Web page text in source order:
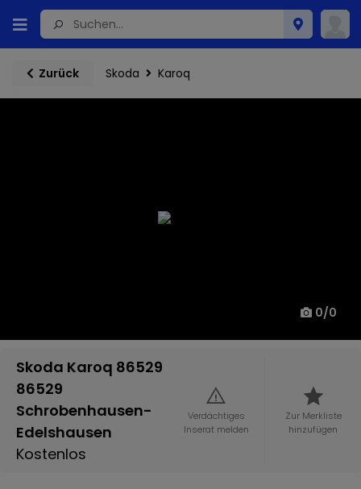
Zurück Skoda Karoq
0/0
Skoda Karoq 86529
86529
Schrobenhausen-
Edelshausen
Kostenlos
Verdächtiges
Inserat melden
Zur Merkliste
hinzufügen